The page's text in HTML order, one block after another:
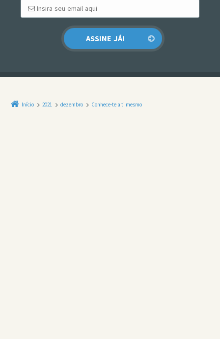
Início 2021 dezembro Conhece-te a ti mesmo